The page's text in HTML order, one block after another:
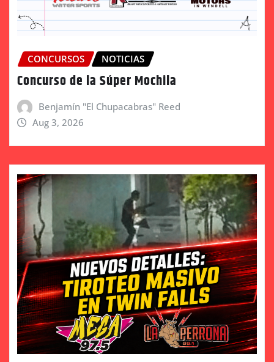
CONCURSOS NOTICIAS
Concurso de la Súper Mochila
Benjamín "El Chupacabras" Reed
Aug 3, 2026